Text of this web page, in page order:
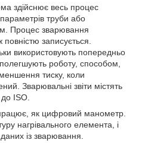
здійснює весь процес
труби або
Процес зварювання
записується.
використовують попередньо
роботу, способом,
тиску, коли
Зварювальні звіти містять
до ISO.
як цифровий манометр.
нагрівального елемента, і
із зварювання.